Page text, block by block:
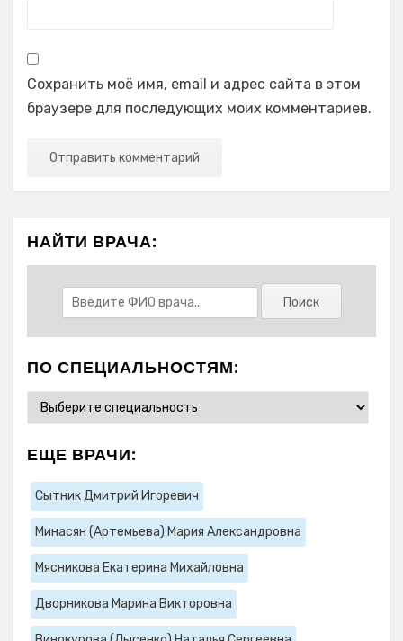
Сохранить моё имя, email и адрес сайта в этом
браузере для последующих моих комментариев.
НАЙТИ ВРАЧА:
ПО СПЕЦИАЛЬНОСТЯМ:
ЕЩЕ ВРАЧИ:
Сытник Дмитрий Игоревич
Минасян (Артемьева) Мария Александровна
Мясникова Екатерина Михайловна
Дворникова Марина Викторовна